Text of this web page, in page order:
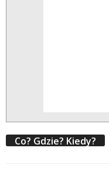
Co? Gdzie? Kiedy?